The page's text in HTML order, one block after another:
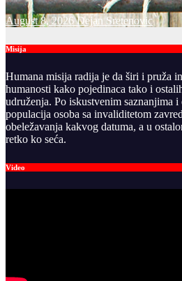
August 8, 2026Dejan Sretenovic
Misija
Humana misija radija je da širi i pruža
humanosti kako pojedinaca tako i
udruženja. Po iskustvenim saznanjima
populacija osoba sa invaliditetom
obeležavanja kakvog datuma, a u
retko ko seća.
Video